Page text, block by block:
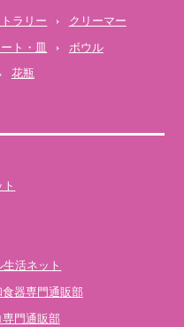
トラリー
クリーマー
ト・皿
ボウル
花瓶
活ネット
食器専門通販部
門通販部